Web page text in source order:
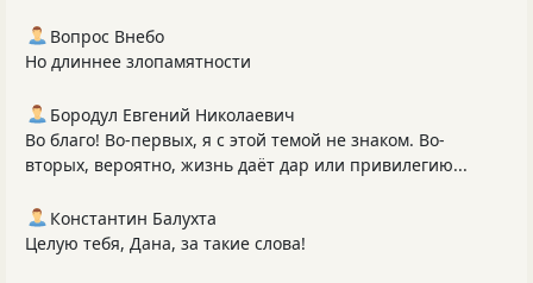
Вопрос Внебо
Но длиннее злопамятности
Бородул Евгений Николаевич
Во благо! Во-первых, я с этой темой не знаком. Во-
вторых, вероятно, жизнь даёт дар или привилегию...
Константин Балухта
Целую тебя, Дана, за такие слова!